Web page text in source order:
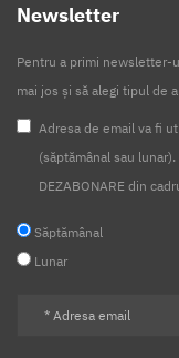
Newsletter
Pentru a primi newsletter-
mai jos și să alegi tipul de
Adresa de email va fi
(săptămânal sau
DEZABONARE din
Săptămânal
Lunar